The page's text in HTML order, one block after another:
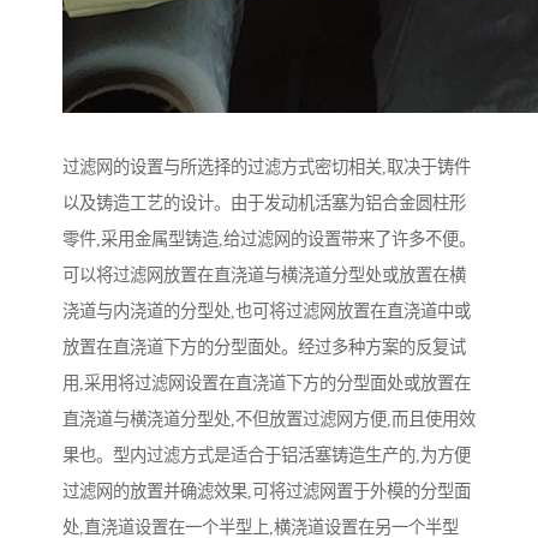
过滤网的设置与所选择的过滤方式密切相关,取决于铸件
以及铸造工艺的设计。由于发动机活塞为铝合金圆柱形
零件,采用金属型铸造,给过滤网的设置带来了许多不便。
可以将过滤网放置在直浇道与横浇道分型处或放置在横
浇道与内浇道的分型处,也可将过滤网放置在直浇道中或
放置在直浇道下方的分型面处。经过多种方案的反复试
用,采用将过滤网设置在直浇道下方的分型面处或放置在
直浇道与横浇道分型处,不但放置过滤网方便,而且使用效
果也。型内过滤方式是适合于铝活塞铸造生产的,为方便
过滤网的放置并确滤效果,可将过滤网置于外模的分型面
处,直浇道设置在一个半型上,横浇道设置在另一个半型